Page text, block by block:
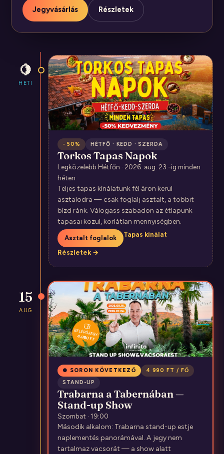
Jegyvásárlás Részletek
🍋
HETI
−50% HÉTFŐ · KEDD · SZERDA
Torkos Tapas Napok
Legközelebb Hétfőn · 2026. aug. 23.-ig minden
héten
Teljes tapas kínálatunk fél áron kerül
asztalodra — csak foglalj asztalt, a többit
bízd ránk. Válogass szabadon az étlapunk
tapasai közül, korlátlan mennyiségben.
Asztalt foglalok Tapas kínálat
Részletek →
15
AUG
● SORON KÖVETKEZŐ
4 990 FT / FŐ
STAND-UP
Trabarna a Tabernában —
Stand-up Show
Szombat · 19:00
Második alkalom: Trabarna stand-up estje
naplementés panorámával. A jegy nem
tartalmaz vacsorát — a show alatt